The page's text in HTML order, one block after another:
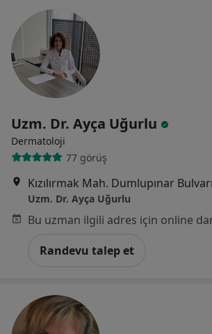
Uzm. Dr. Ayça Uğurlu
Dermatoloji
77 görüş
Uzm. Dr. Ayça Uğurlu
Randevu talep et